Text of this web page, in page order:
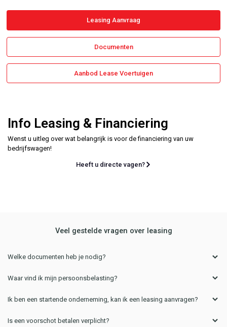
Leasing Aanvraag
Documenten
Aanbod Lease Voertuigen
Info Leasing & Financiering
Wenst u uitleg over wat belangrijk is voor de financiering van uw
bedrijfswagen!
Heeft u directe vagen?
Veel gestelde vragen over leasing
Welke documenten heb je nodig?
Waar vind ik mijn persoonsbelasting?
Ik ben een startende onderneming, kan ik een leasing aanvragen?
Is een voorschot betalen verplicht?